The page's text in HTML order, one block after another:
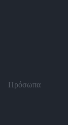
Πρόσωπα